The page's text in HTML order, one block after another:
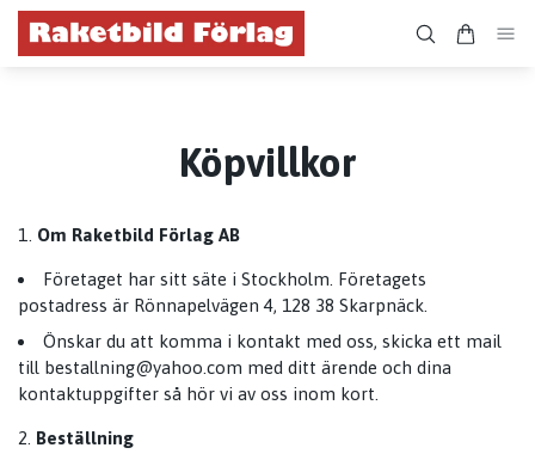
Köpvillkor
Om Raketbild Förlag AB
Företaget har sitt säte i Stockholm. Företagets
postadress är Rönnapelvägen 4, 128 38 Skarpnäck.
Önskar du att komma i kontakt med oss, skicka ett mail
till bestallning@yahoo.com med ditt ärende och dina
kontaktuppgifter så hör vi av oss inom kort.
Beställning